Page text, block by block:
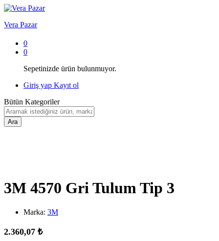
Vera Pazar
0
0
Sepetinizde ürün bulunmuyor.
Giriş yap Kayıt ol
Bütün Kategoriler
Ara
3M 4570 Gri Tulum Tip 3
Marka: 3M
2.360,07 ₺